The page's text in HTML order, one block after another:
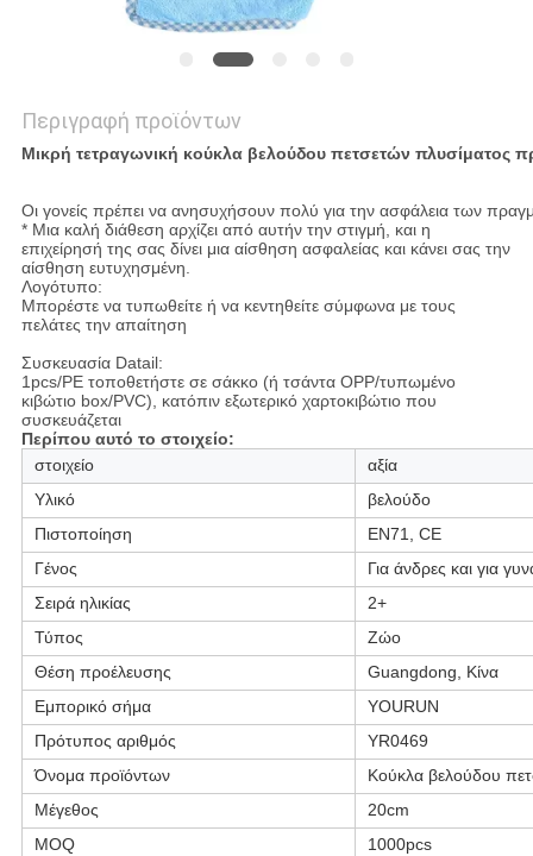
Περιγραφή προϊόντων
Οι γονείς πρέπει να ανησυχήσουν πολύ για την ασφάλεια των
* Μια καλή διάθεση αρχίζει από αυτήν την στιγμή, και η
επιχείρησή της σας δίνει μια αίσθηση ασφαλείας και κάνει σας την
αίσθηση ευτυχησμένη.
Λογότυπο:
Μπορέστε να τυπωθείτε ή να κεντηθείτε σύμφωνα με τους
πελάτες την απαίτηση
Συσκευασία Datail:
1pcs/PE τοποθετήστε σε σάκκο (ή τσάντα OPP/τυπωμένο
κιβώτιο box/PVC), κατόπιν εξωτερικό χαρτοκιβώτιο που
συσκευάζεται
Περίπου αυτό το στοιχείο:
στοιχείο
αξία
Υλικό
βελούδο
Πιστοποίηση
EN71, CE
Γένος
Για άνδρες και για
Σειρά ηλικίας
2+
Τύπος
Ζώο
Θέση προέλευσης
Guangdong, Κίνα
Εμπορικό σήμα
YOURUN
Πρότυπος αριθμός
YR0469
Όνομα προϊόντων
Κούκλα βελούδου
Μέγεθος
20cm
MOQ
1000pcs